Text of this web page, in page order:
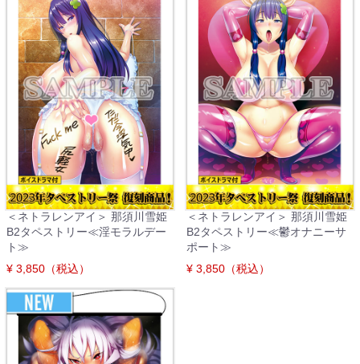
＜ネトラレンアイ＞ 那須川雪姫
B2タペストリー≪淫モラルデー
ト≫
¥ 3,850（税込）
＜ネトラレンアイ＞ 那須川雪姫
B2タペストリー≪鬱オナニーサ
ポート≫
¥ 3,850（税込）